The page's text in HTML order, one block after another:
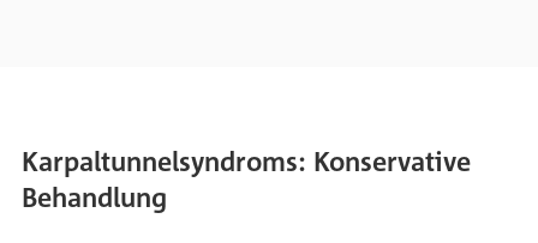
Karpaltunnelsyndroms: Konservative
Behandlung